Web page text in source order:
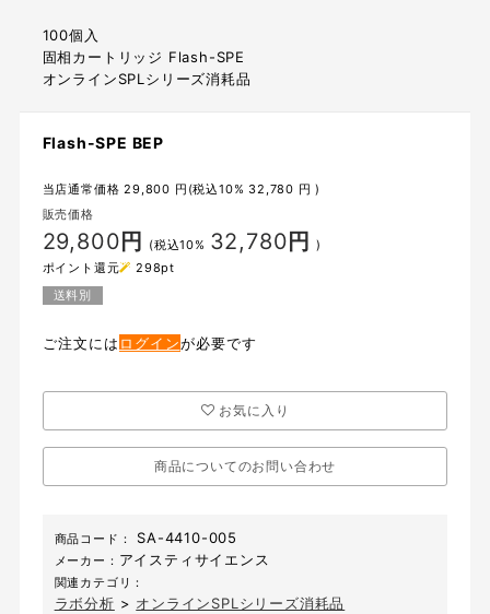
100個入
固相カートリッジ Flash-SPE
オンラインSPLシリーズ消耗品
Flash-SPE BEP
当店通常価格 29,800 円(税込10% 32,780 円 )
販売価格
29,800 円 (税込10% 32,780 円
)
ポイント還元
298pt
送料別
ご注文には ログインが必要です
お気に入り
商品についてのお問い合わせ
商品コード： SA-4410-005
メーカー： アイスティサイエンス
関連カテゴリ：
ラボ分析 > オンラインSPLシリーズ消耗品